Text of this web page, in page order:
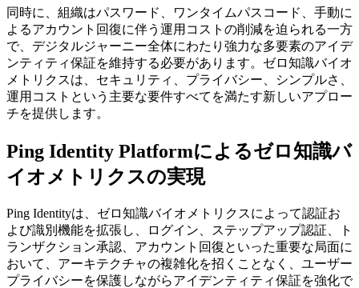
同時に、組織はパスワード、ワンタイムパスコード、手動に
よるアカウント回復に伴う運用コストの削減を迫られる一方
で、デジタルジャーニー全体にわたり強力な多要素のアイデ
ンティティ保証を維持する必要があります。ゼロ知識バイオ
メトリクスは、セキュリティ、プライバシー、シンプルさ、
運用コストという主要な要件すべてを満たす新しいアプロー
チを提供します。
Ping Identity Platformによるゼロ知識バ
イオメトリクスの実現
Ping Identityは、ゼロ知識バイオメトリクスによって認証お
よび識別機能を拡張し、ログイン、ステップアップ認証、ト
ランザクション承認、アカウント回復といった重要な局面に
おいて、アーキテクチャの複雑化を招くことなく、ユーザー
プライバシーを保護しながらアイデンティティ保証を強化で